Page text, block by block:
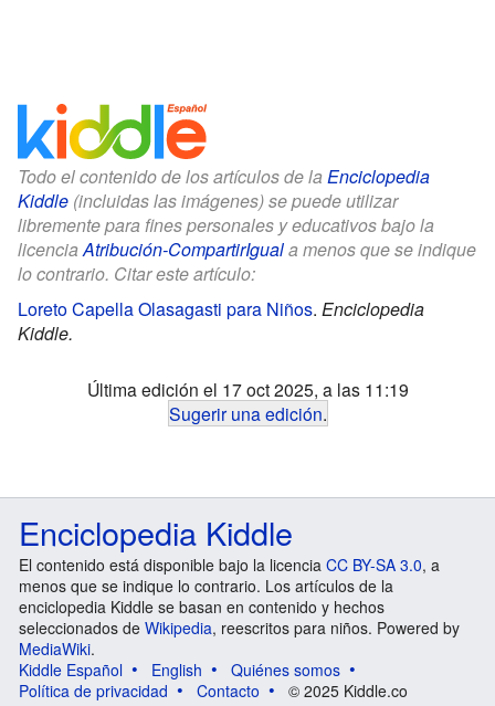
Todo el contenido de los artículos de la Enciclopedia
Kiddle (incluidas las imágenes) se puede utilizar
libremente para fines personales y educativos bajo la
licenciaAtribución-CompartirIguala menos que se indique
lo contrario. Citar este artículo:
Loreto Capella Olasagasti para Niños. Enciclopedia
Kiddle.
Última edición el 17 oct 2025, a las 11:19
Sugerir una edición.
Enciclopedia Kiddle
El contenido está disponible bajo la licencia CC BY-SA 3.0, a
menos que se indique lo contrario. Los artículos de la
enciclopedia Kiddle se basan en contenido y hechos
seleccionados de Wikipedia, reescritos para niños. Powered by
MediaWiki.
Kiddle Español
English
Quiénes somos
Política de privacidad
Contacto © 2025 Kiddle.co